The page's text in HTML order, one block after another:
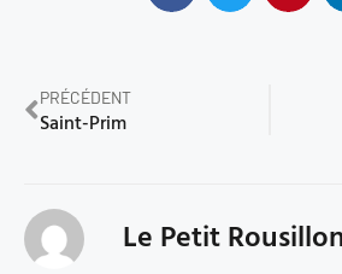
PRÉCÉDENT
Saint-Prim
Le Petit